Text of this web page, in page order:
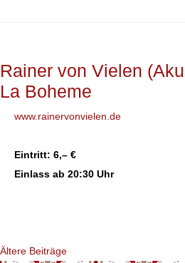
Rainer von Vielen
La Boheme
www.rainervonvielen.de
Eintritt: 6,– €
Einlass ab 20:30 Uhr
Beitragsnavigation
Ältere Beiträge